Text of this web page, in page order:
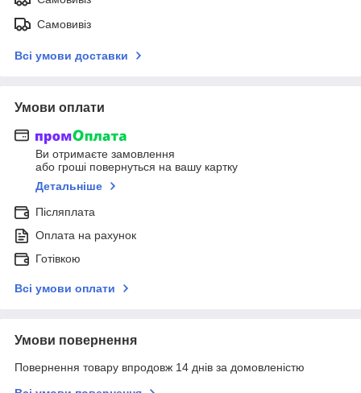
Самовивіз
Всі умови доставки
Умови оплати
Ви отримаєте замовлення
або гроші повернуться на вашу картку
Детальніше
Післяплата
Оплата на рахунок
Готівкою
Всі умови оплати
Умови повернення
Повернення товару впродовж 14 днів за домовленістю